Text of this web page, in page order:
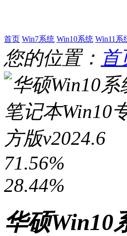
首页 Win7系统 Win10系统 Win11系
您的位置： 首
71.56%
28.44%
华硕Win10